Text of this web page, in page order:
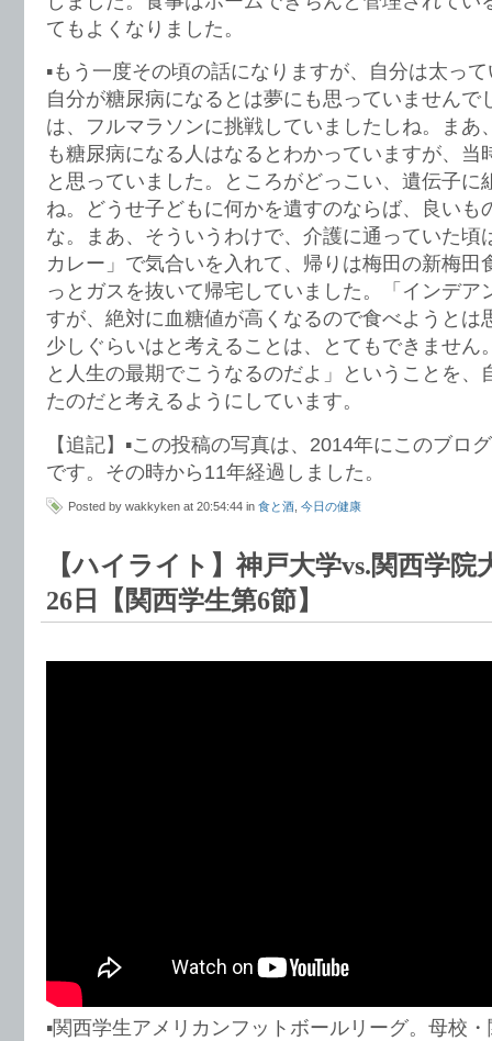
てもよくなりました。
▪️もう一度その頃の話になりますが、自分は太っ
自分が糖尿病になるとは夢にも思っていませんで
は、フルマラソンに挑戦していましたしね。まあ
も糖尿病になる人はなるとわかっていますが、当
と思っていました。ところがどっこい、遺伝子に
ね。どうせ子どもに何かを遺すのならば、良いも
な。まあ、そういうわけで、介護に通っていた頃
カレー」で気合いを入れて、帰りは梅田の新梅田
っとガスを抜いて帰宅していました。「インデア
すが、絶対に血糖値が高くなるので食べようとは
少しぐらいはと考えることは、とてもできません
と人生の最期でこうなるのだよ」ということを、
たのだと考えるようにしています。
【追記】▪️この投稿の写真は、2014年にこのブロ
です。その時から11年経過しました。
Posted by wakkyken at 20:54:44 in 食と酒 今日の健康
【ハイライト】神戸大学vs.関西学院
26日【関西学生第6節】
▪️関西学生アメリカンフットボールリーグ。母校